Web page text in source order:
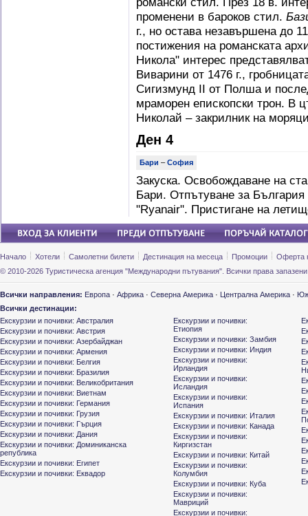
променени в бароков стил.
г., но остава незавършена до
постижения на романската
Никола" интерес
Виварини от 1476 г.,
Сигизмунд ІІ от Полша и
мраморен епископски трон. В
Николай – закрилник на
Ден 4
Бари – София
Закуска. Освобождаване на
Бари. Отпътуване за
"Ryanair". Пристигане на
Начало Хотели Самолетни билети Дестинация на месеца Промоции
Оферта
© 2010-2026 Туристическа агенция "Международни пътувания". Всички права
Всички направления: Европа · Африка · Северна Америка · Централна Америка ·
Всички дестинации:
Екскурзии и почивки: Австралия
Екскурзии и почивки: Австрия
Екскурзии и почивки: Азербайджан
Екскурзии и почивки: Армения
Екскурзии и почивки: Белгия
Екскурзии и почивки: Бразилия
Екскурзии и почивки: Великобритания
Екскурзии и почивки: Виетнам
Екскурзии и почивки: Германия
Екскурзии и почивки: Грузия
Екскурзии и почивки: Гърция
Екскурзии и почивки: Дания
Екскурзии и почивки: Доминиканска
република
Екскурзии и почивки: Египет
Екскурзии и почивки: Еквадор
Екскурзии и почивки:
Етиопия
Екскурзии и почивки: Замбия
Екскурзии и почивки: Индия
Екскурзии и почивки:
Ирландия
Екскурзии и почивки:
Исландия
Екскурзии и почивки:
Испания
Екскурзии и почивки: Италия
Екскурзии и почивки: Канада
Екскурзии и почивки:
Киргизстан
Екскурзии и почивки: Китай
Екскурзии и почивки:
Колумбия
Екскурзии и почивки: Куба
Екскурзии и почивки:
Мавриций
Екскурзии и почивки: